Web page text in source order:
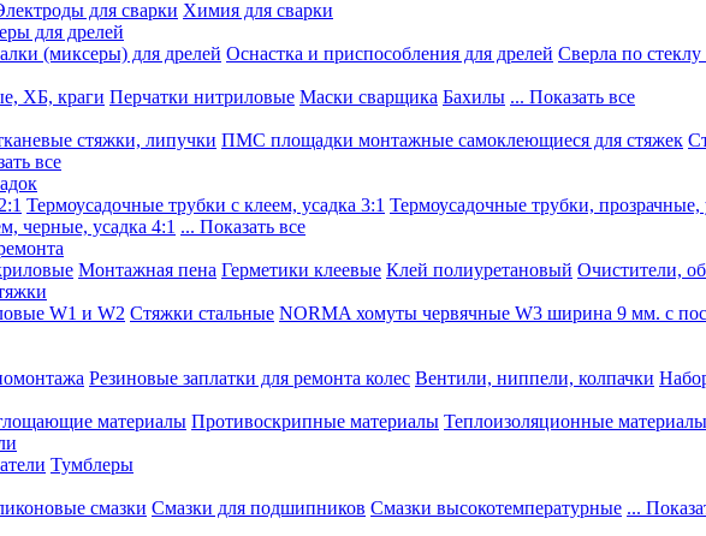
для сварки Химия для сварки
для дрелей
(миксеры) для дрелей Оснастка и приспособления для дрелей Сверла по
ХБ, краги Перчатки нитриловые Маски сварщика Бахилы ... Показать все
стяжки, липучки ПМС площадки монтажные самоклеющиеся для стяжек
все
Термоусадочные трубки с клеем, усадка 3:1 Термоусадочные трубки, прозрачные,
черные, усадка 4:1 ... Показать все
Монтажная пена Герметики клеевые Клей полиуретановый Очистители,
W1 и W2 Стяжки стальные NORMA хомуты червячные W3 ширина 9 мм. с
Резиновые заплатки для ремонта колес Вентили, ниппели, колпачки
материалы Противоскрипные материалы Теплоизоляционные материалы
Тумблеры
смазки Смазки для подшипников Смазки высокотемпературные ...